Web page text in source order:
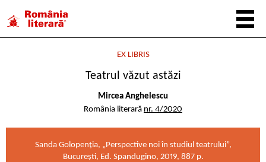
EX LIBRIS
Teatrul văzut astăzi
Mircea Anghelescu
România literară nr. 4/2020
Sanda Golopenția, „Perspective noi în studiul teatrului”,
București, Ed. Spandugino, 2019, 887 p.